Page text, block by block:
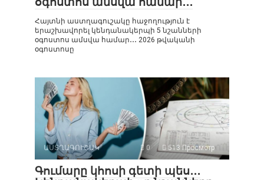
Հայտնի աստղագուշակը հաջողություն է
երաշխավորել կենդանակերպի 5 նշանների
օգոստոս ամսվա համար․․․ 2026 թվականի
օգոստոսը
ԱՍՏՂԱԳՈՒՇԱԿ 0 513 Просмотр
Գումարը կհոսի գետի պես․․․